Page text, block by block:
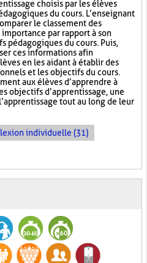
choisis par les élèves
du cours. L’enseignant
le classement des
par rapport à son
pédagogiques du cours. Puis,
ces informations afin
en les aidant à établir des
et les objectifs du cours.
aux élèves d’apprendre à
objectifs d’apprentissage, une
tout au long de leur
individuelle (31)